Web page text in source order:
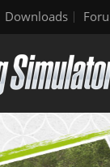
Downloads